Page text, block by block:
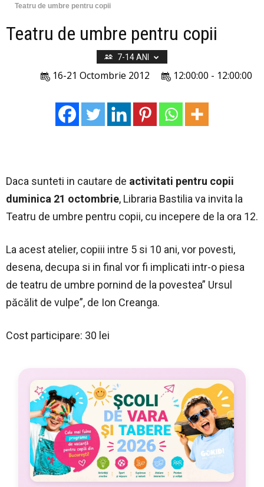
Teatru de umbre pentru copii
Teatru de umbre pentru copii
7-14 ANI
12:00:00 - 12:00:00
16-21 Octombrie 2012
Daca sunteti in cautare de activitati pentru copii
duminica 21 octombrie, Libraria Bastilia va invita la
Teatru de umbre pentru copii, cu incepere de la ora 12.
La acest atelier, copiii intre 5 si 10 ani, vor povesti,
desena, decupa si in final vor fi implicati intr-o piesa
de teatru de umbre pornind de la povestea” Ursul
păcălit de vulpe”, de Ion Creanga.
Cost participare: 30 lei